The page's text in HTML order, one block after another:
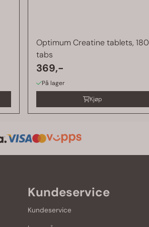
Optimum Creatine tablets, 180
tabs
369,-
På lager
Kjøp
Kundeservice
Kundeservice